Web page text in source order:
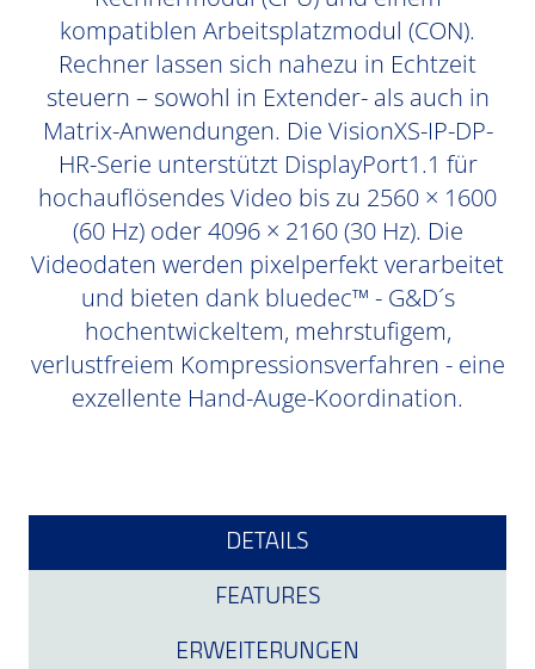
kompatiblen Arbeitsplatzmodul (CON).
Rechner lassen sich nahezu in Echtzeit
steuern – sowohl in Extender- als auch in
Matrix-Anwendungen. Die VisionXS-IP-DP-
HR-Serie unterstützt DisplayPort1.1 für
hochauflösendes Video bis zu 2560 × 1600
(60 Hz) oder 4096 × 2160 (30 Hz). Die
Videodaten werden pixelperfekt verarbeitet
und bieten dank bluedec™ - G&D´s
hochentwickeltem, mehrstufigem,
verlustfreiem Kompressionsverfahren - eine
exzellente Hand-Auge-Koordination.
DETAILS
FEATURES
ERWEITERUNGEN